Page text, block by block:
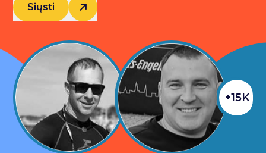
Siųsti
+15K